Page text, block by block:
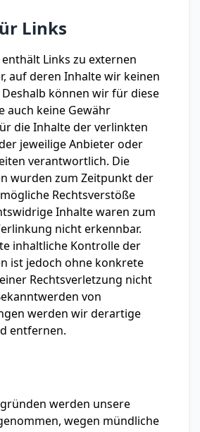
Links
Links zu externen
auf deren Inhalte wir keinen
können wir für diese
auch keine Gewähr
die Inhalte der verlinkten
jeweilige Anbieter oder
verantwortlich. Die
wurden zum Zeitpunkt der
Rechtsverstöße
Inhalte waren zum
nicht erkennbar.
inhaltliche Kontrolle der
ist jedoch ohne konkrete
Rechtsverletzung nicht
von
werden wir derartige
entfernen.
werden unsere
wegen mündliche